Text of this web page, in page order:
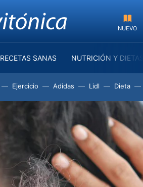
NUEVO
RECETAS SANAS NUTRICIÓN Y
Ejercicio Adidas Lidl Dieta